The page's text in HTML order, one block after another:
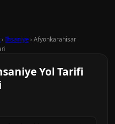
› İhsaniye› Afyonkarahisar
Yol Tarifi